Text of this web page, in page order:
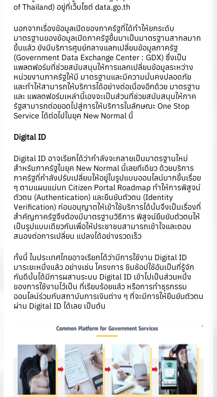
of Thailand) อยู่ที่เว็บไซต์ data.go.th
นอกจากเรื่องข้อมูลเปิดของภาครัฐที่ได้ทำให้ยกระดับ
มาตรฐานของข้อมูลเปิดภาครัฐขึ้นมาเป็นมาตรฐานสากลมาก
ขึ้นแล้ว ยังมีบริการศูนย์กลางแลกเปลี่ยนข้อมูลภาครัฐ
(Government Data Exchange Center : GDX) ซึ่งเป็น
แพลตฟอร์มที่ช่วยสนับสนุนให้การแลกเปลี่ยนข้อมูลระหว่าง
หน่วยงานภาครัฐให้มี มาตรฐานและมีความมั่นคงปลอดภัย
และทำให้สามารถให้บริการได้อย่างต่อเนื่องอีกด้วย มาตรฐาน
และ แพลตฟอร์มเหล่านี้เองจะเป็นส่วนที่ช่วยสนับสนุนให้ภาค
รัฐสามารถต่อยอดไปสู่การให้บริการในลักษณะ One Stop
Service ได้ต่อไปในยุค New Normal นี้
Digital ID
Digital ID อาจเรียกได้ว่ากำลังจะกลายเป็นมาตรฐานใหม่
สำหรับภาครัฐในยุค New Normal นี้เลยทีเดียว ด้วยบริการ
ภาครัฐที่กำลังปรับเปลี่ยนให้อยู่ในรูปแบบออนไลน์มากขึ้นเรื่อย
ๆ ตามแผนแม่บท Citizen Portal Roadmap ทำให้การพิสูจน์
ตัวตน (Authentication) และยืนยันตัวตน (Identity
Verification) ก่อนอนุญาตให้เข้าใช้บริการได้นั้นจึงเป็นเรื่องที่
สำคัญภาครัฐจึงต้องมีมาตรฐานวิธีการ พิสูจน์ยืนยันตัวตนให้
เป็นรูปแบบเดียวกันเพื่อให้ประชาชนสามารถเข้าใจและตอบ
สนองต่อการเปลี่ยน แปลงได้อย่างรวดเร็ว
ทั้งนี้ ในประเทศไทยอาจเรียกได้ว่ามีการใช้งาน Digital ID
มาระยะหนึ่งแล้ว อย่างเช่น โครงการ ชิมช้อปใช้อันเป็นที่รู้จัก
กันดีนั้นได้มีการผสานระบบ Digital ID เข้าไปเป็นส่วนหนึ่ง
ของการใช้งานไว้เป็น ที่เรียบร้อยแล้ว หรือการทำธุรกรรม
ออนไลน์ร่วมกับสถาบันการเงินต่าง ๆ ที่จะมีการให้ยืนยันตัวตน
ผ่าน Digital ID ได้เลย เป็นต้น